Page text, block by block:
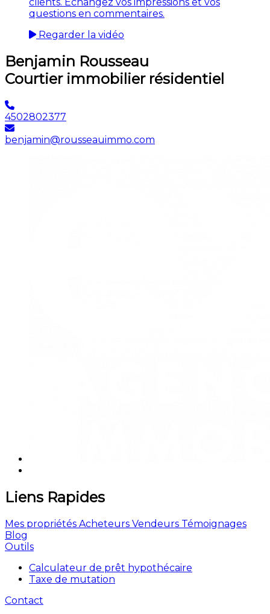
questions en commentaires.
Regarder la vidéo
Benjamin Rousseau
Courtier immobilier résidentiel
4502802377
benjamin@rousseauimmo.com
Liens Rapides
Mes propriétés Acheteurs Vendeurs Témoignages
Blog
Outils
Calculateur de prêt hypothécaire
Taxe de mutation
Contact